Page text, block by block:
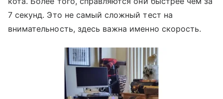
7 секунд. Это не самый сложный тест на
внимательность, здесь важна именно скорость.